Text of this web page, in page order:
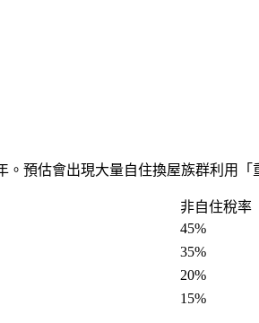
預估會出現大量自住換屋族群利用「
非自住稅率
45%
35%
20%
15%